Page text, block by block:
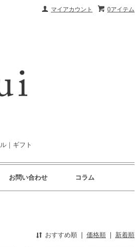
0アイテム
マイアカウント
｜ギフト
お問い合わせ コラム
おすすめ順 価格順 新着順